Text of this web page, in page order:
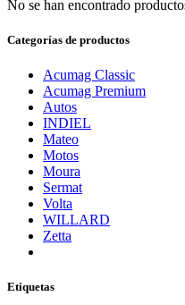
No se han encontrado
Categorías de productos
Acumag Classic
Acumag Premium
Autos
INDIEL
Mateo
Motos
Moura
Sermat
Volta
WILLARD
Zetta
Etiquetas